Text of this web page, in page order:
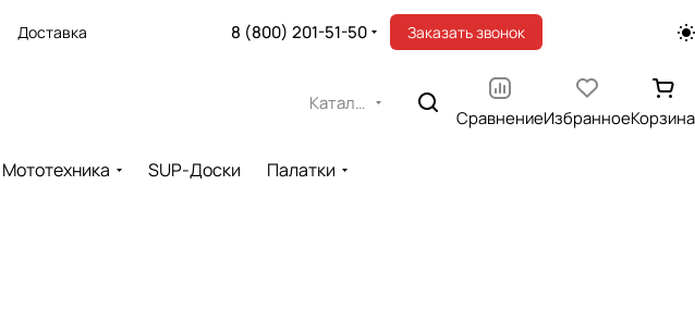
Доставка 8 (800) 201-51-50 Заказать звонок
Каталог
СравнениеИзбранноеКорзина
Мототехника SUP-Доски Палатки